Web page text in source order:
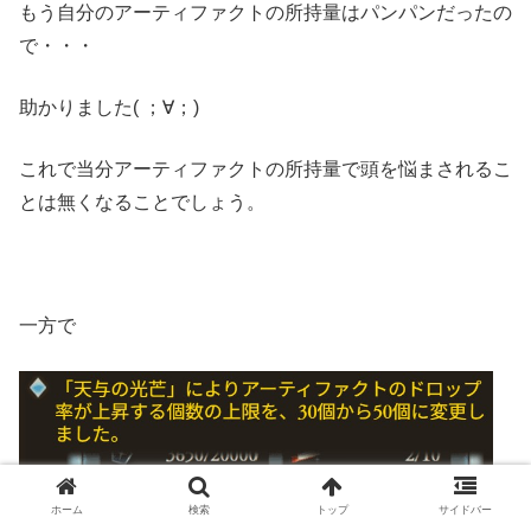
もう自分のアーティファクトの所持量はパンパンだったの
で・・・
助かりました( ；∀；)
これで当分アーティファクトの所持量で頭を悩まされるこ
とは無くなることでしょう。
一方で
ホーム 検索 トップ サイドバー